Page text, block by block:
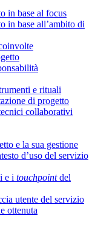
in base al focus
in base all’ambito di
e rituali
di progetto
collaborativi
e la sua gestione
d’uso del servizio
e i touchpointdel
utente del servizio
ottenuta